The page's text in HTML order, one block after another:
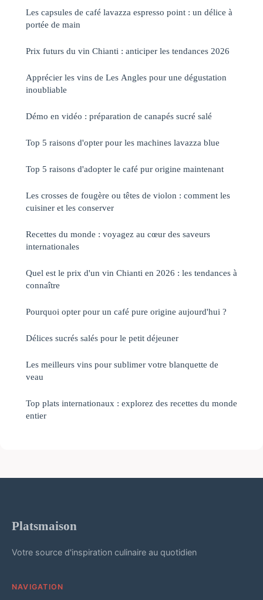
Les capsules de café lavazza espresso point : un délice à
portée de main
Prix futurs du vin Chianti : anticiper les tendances 2026
Apprécier les vins de Les Angles pour une dégustation
inoubliable
Démo en vidéo : préparation de canapés sucré salé
Top 5 raisons d'opter pour les machines lavazza blue
Top 5 raisons d'adopter le café pur origine maintenant
Les crosses de fougère ou têtes de violon : comment les
cuisiner et les conserver
Recettes du monde : voyagez au cœur des saveurs
internationales
Quel est le prix d'un vin Chianti en 2026 : les tendances à
connaître
Pourquoi opter pour un café pure origine aujourd'hui ?
Délices sucrés salés pour le petit déjeuner
Les meilleurs vins pour sublimer votre blanquette de
veau
Top plats internationaux : explorez des recettes du monde
entier
Platsmaison
Votre source d'inspiration culinaire au quotidien
NAVIGATION